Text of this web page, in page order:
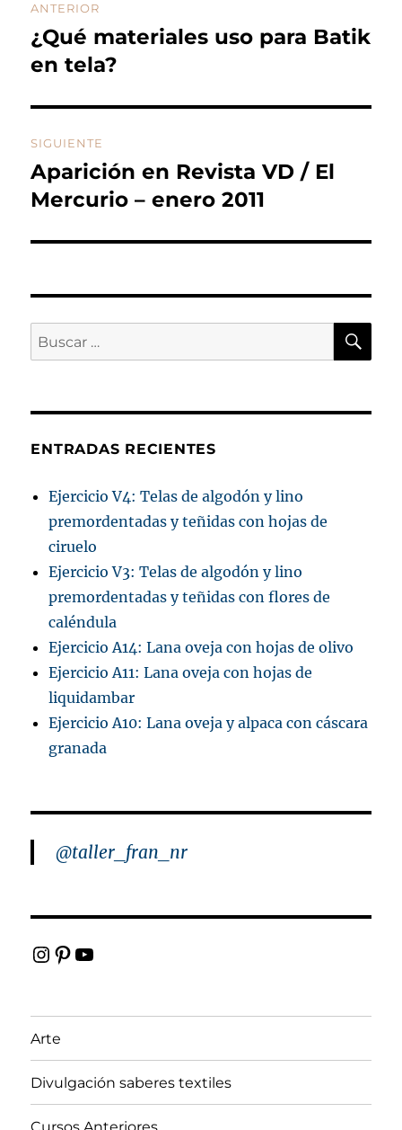
de
entradas
ANTERIOR
Entrada
anterior:
¿Qué materiales uso para Batik
en tela?
SIGUIENTE
Entrada
siguiente:
Aparición en Revista VD / El
Mercurio – enero 2011
Buscar
por:
ENTRADAS RECIENTES
Ejercicio V4: Telas de algodón y lino
premordentadas y teñidas con hojas de
ciruelo
Ejercicio V3: Telas de algodón y lino
premordentadas y teñidas con flores de
caléndula
Ejercicio A14: Lana oveja con hojas de olivo
Ejercicio A11: Lana oveja con hojas de
liquidambar
Ejercicio A10: Lana oveja y alpaca con cáscara
granada
@taller_fran_nr
Instagram
Pinterest
YouTube
Arte
Divulgación saberes textiles